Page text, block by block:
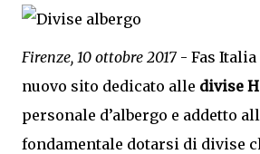
Firenze, 10 ottobre 2017 - Fas
nuovo sito dedicato alle divise
personale d’albergo e addetto
fondamentale dotarsi di divise